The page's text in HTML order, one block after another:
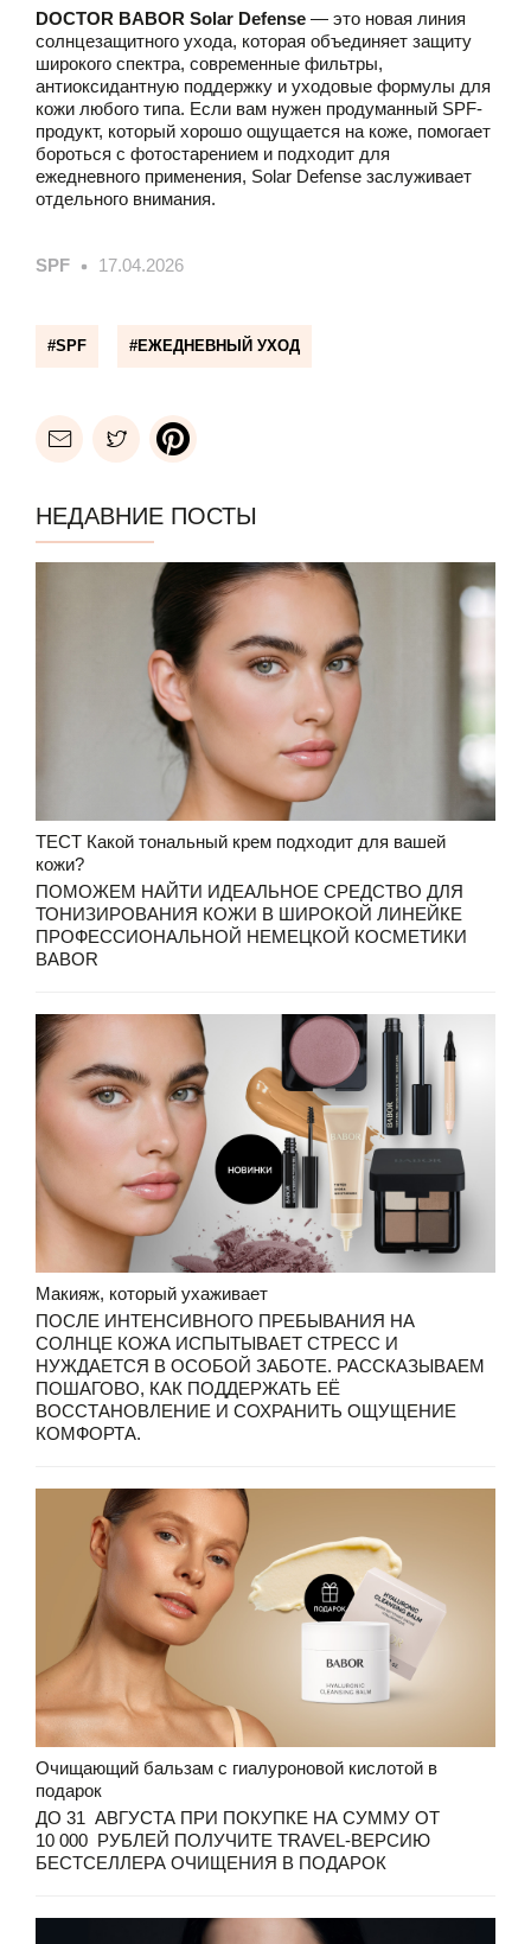
DOCTOR BABOR Solar Defense — это новая линия
солнцезащитного ухода, которая объединяет защиту
широкого спектра, современные фильтры,
антиоксидантную поддержку и уходовые формулы для
кожи любого типа. Если вам нужен продуманный SPF-
продукт, который хорошо ощущается на коже, помогает
бороться с фотостарением и подходит для
ежедневного применения, Solar Defense заслуживает
отдельного внимания.
SPF 17.04.2026
EMAIL FACEBOOKPINTEREST
Недавние посты
ТЕСТ Какой тональный крем подходит для вашей
кожи?
ПОМОЖЕМ НАЙТИ ИДЕАЛЬНОЕ СРЕДСТВО ДЛЯ
ТОНИЗИРОВАНИЯ КОЖИ В ШИРОКОЙ ЛИНЕЙКЕ
ПРОФЕССИОНАЛЬНОЙ НЕМЕЦКОЙ КОСМЕТИКИ
BABOR
Макияж, который ухаживает
ПОСЛЕ ИНТЕНСИВНОГО ПРЕБЫВАНИЯ НА
СОЛНЦЕ КОЖА ИСПЫТЫВАЕТ СТРЕСС И
НУЖДАЕТСЯ В ОСОБОЙ ЗАБОТЕ. РАССКАЗЫВАЕМ
ПОШАГОВО, КАК ПОДДЕРЖАТЬ ЕЁ
ВОССТАНОВЛЕНИЕ И СОХРАНИТЬ ОЩУЩЕНИЕ
КОМФОРТА.
Очищающий бальзам с гиалуроновой кислотой в
подарок
ДО 31 АВГУСТА ПРИ ПОКУПКЕ НА СУММУ ОТ
10 000 РУБЛЕЙ ПОЛУЧИТЕ TRAVEL-ВЕРСИЮ
БЕСТСЕЛЛЕРА ОЧИЩЕНИЯ В ПОДАРОК